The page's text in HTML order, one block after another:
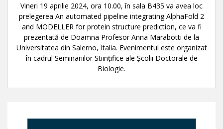
Vineri 19 aprilie 2024, ora 10.00, în sala B435 va avea loc
prelegerea An automated pipeline integrating AlphaFold 2
and MODELLER for protein structure prediction, ce va fi
prezentată de Doamna Profesor Anna Marabotti de la
Universitatea din Salerno, Italia. Evenimentul este organizat
în cadrul Seminariilor Stiințifice ale Școlii Doctorale de
Biologie.